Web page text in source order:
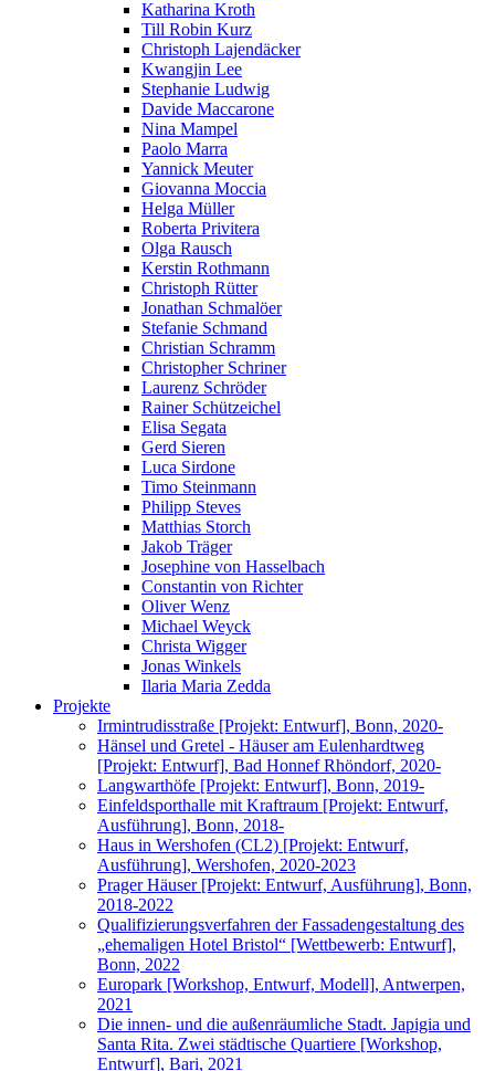
Katharina Kroth
Till Robin Kurz
Christoph Lajendäcker
Kwangjin Lee
Stephanie Ludwig
Davide Maccarone
Nina Mampel
Paolo Marra
Yannick Meuter
Giovanna Moccia
Helga Müller
Roberta Privitera
Olga Rausch
Kerstin Rothmann
Christoph Rütter
Jonathan Schmalöer
Stefanie Schmand
Christian Schramm
Christopher Schriner
Laurenz Schröder
Rainer Schützeichel
Elisa Segata
Gerd Sieren
Luca Sirdone
Timo Steinmann
Philipp Steves
Matthias Storch
Jakob Träger
Josephine von Hasselbach
Constantin von Richter
Oliver Wenz
Michael Weyck
Christa Wigger
Jonas Winkels
Ilaria Maria Zedda
Projekte
Irmintrudisstraße [Projekt: Entwurf], Bonn, 2020-
Hänsel und Gretel - Häuser am Eulenhardtweg
[Projekt: Entwurf], Bad Honnef Rhöndorf, 2020-
Langwarthöfe [Projekt: Entwurf], Bonn, 2019-
Einfeldsporthalle mit Kraftraum [Projekt: Entwurf,
Ausführung], Bonn, 2018-
Haus in Wershofen (CL2) [Projekt: Entwurf,
Ausführung], Wershofen, 2020-2023
Prager Häuser [Projekt: Entwurf, Ausführung], Bonn,
2018-2022
Qualifizierungsverfahren der Fassadengestaltung des
„ehemaligen Hotel Bristol“ [Wettbewerb: Entwurf],
Bonn, 2022
Europark [Workshop, Entwurf, Modell], Antwerpen,
2021
Die innen- und die außenräumliche Stadt. Japigia und
Santa Rita. Zwei städtische Quartiere [Workshop,
Entwurf], Bari, 2021